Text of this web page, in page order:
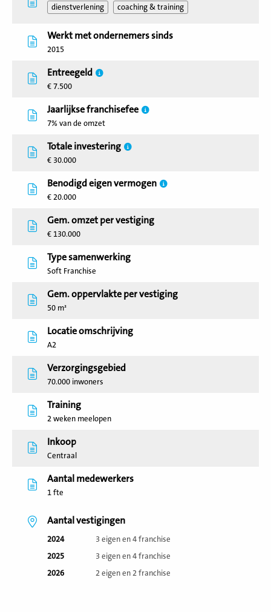
dienstverlening coaching & training
Werkt met ondernemers sinds
2015
Entreegeld
€ 7.500
Jaarlijkse franchisefee
7% van de omzet
Totale investering
€ 30.000
Benodigd eigen vermogen
€ 20.000
Gem. omzet per vestiging
€ 130.000
Type samenwerking
Soft Franchise
Gem. oppervlakte per vestiging
50 m²
Locatie omschrijving
A2
Verzorgingsgebied
70.000 inwoners
Training
2 weken meelopen
Inkoop
Centraal
Aantal medewerkers
1 fte
Aantal vestigingen
2024
3 eigen en 4 franchise
2025
3 eigen en 4 franchise
2026
2 eigen en 2 franchise